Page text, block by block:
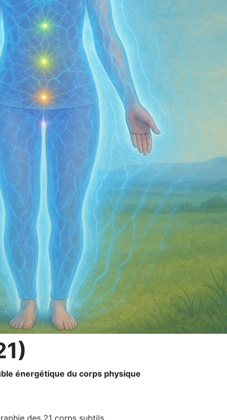
énergétique du corps physique
des 21 corps subtils.